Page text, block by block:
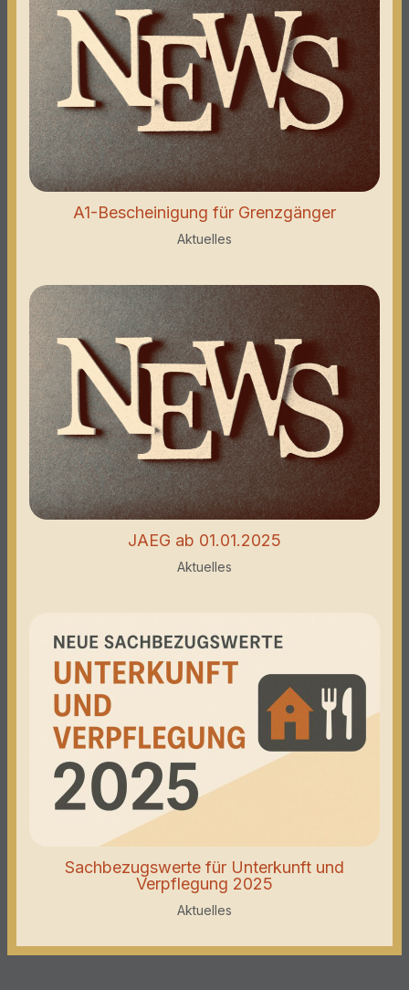
A1-Bescheinigung für Grenzgänger
Aktuelles
JAEG ab 01.01.2025
Aktuelles
Sachbezugswerte für Unterkunft und
Verpflegung 2025
Aktuelles